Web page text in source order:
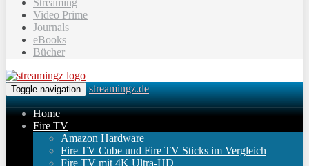
Streaming
Video Prime
Journals
eBooks
Bücher
Toggle navigation streamingz.de
Home
Fire TV
Amazon Hardware
Fire TV Cube und Fire TV Sticks im Vergleich
Fire TV mit 4K Ultra-HD